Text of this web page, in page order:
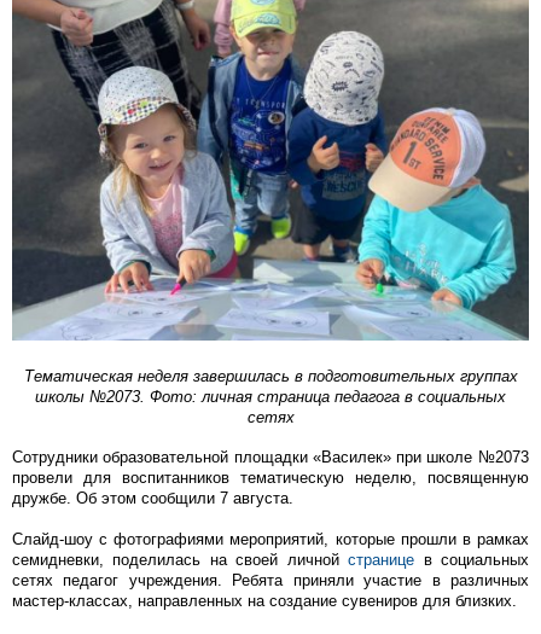
Тематическая неделя завершилась в подготовительных группах
школы №2073. Фото: личная страница педагога в социальных
сетях
Сотрудники образовательной площадки «Василек» при школе №2073
провели для воспитанников тематическую неделю, посвященную
дружбе. Об этом сообщили 7 августа.
Слайд-шоу с фотографиями мероприятий, которые прошли в рамках
семидневки, поделилась на своей личнойстранице в социальных
сетях педагог учреждения. Ребята приняли участие в различных
мастер-классах, направленных на создание сувениров для близких.